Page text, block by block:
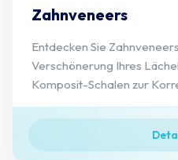
Zahnveneers
Entdecken Sie
Verschönerung Ihres
Komposit-Schalen zur